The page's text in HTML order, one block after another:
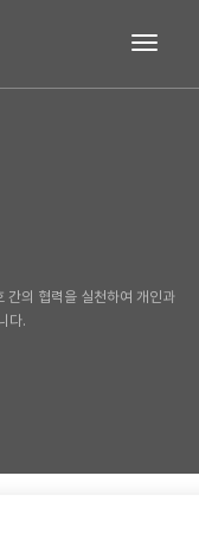
간의 협력을 실천하여 개인과
다.